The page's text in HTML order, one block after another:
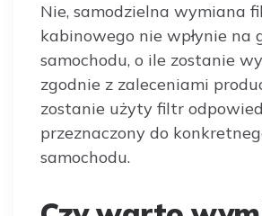
Nie, samodzielna wymiana
kabinowego nie wpłynie na
samochodu, o ile zostanie
zgodnie z zaleceniami
zostanie użyty filtr
przeznaczony do
samochodu.